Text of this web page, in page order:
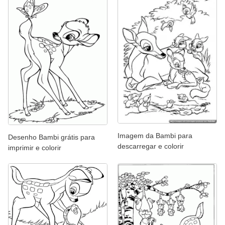
Desenho Bambi grátis para
imprimir e colorir
Imagem da Bambi para
descarregar e colorir